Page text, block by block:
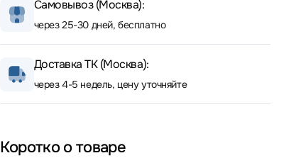
Самовывоз (Москва):
через 25-30 дней, бесплатно
Доставка ТК (Москва):
через 4-5 недель, цену уточняйте
Коротко о товаре